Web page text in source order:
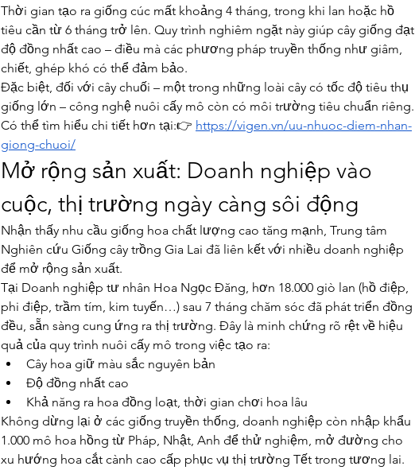
Thời gian tạo ra giống cúc mất khoảng 4 tháng, trong khi lan hoặc hồ
tiêu cần từ 6 tháng trở lên. Quy trình nghiêm ngặt này giúp cây giống đạt
độ đồng nhất cao – điều mà các phương pháp truyền thống như giâm,
chiết, ghép khó có thể đảm bảo.
Đặc biệt, đối với cây chuối – một trong những loài cây có tốc độ tiêu thụ
giống lớn – công nghệ nuôi cấy mô còn có môi trường tiêu chuẩn riêng.
Có thể tìm hiểu chi tiết hơn tại:👉 https://vigen.vn/uu-nhuoc-diem-nhan-
giong-chuoi/
Mở rộng sản xuất: Doanh nghiệp vào
cuộc, thị trường ngày càng sôi động
Nhận thấy nhu cầu giống hoa chất lượng cao tăng mạnh, Trung tâm
Nghiên cứu Giống cây trồng Gia Lai đã liên kết với nhiều doanh nghiệp
để mở rộng sản xuất.
Tại Doanh nghiệp tư nhân Hoa Ngọc Đăng, hơn 18.000 giò lan (hồ điệp,
phi điệp, trầm tím, kim tuyến…) sau 7 tháng chăm sóc đã phát triển đồng
đều, sẵn sàng cung ứng ra thị trường. Đây là minh chứng rõ rệt về hiệu
quả của quy trình nuôi cấy mô trong việc tạo ra:
Cây hoa giữ màu sắc nguyên bản
Độ đồng nhất cao
Khả năng ra hoa đồng loạt, thời gian chơi hoa lâu
Không dừng lại ở các giống truyền thống, doanh nghiệp còn nhập khẩu
1.000 mô hoa hồng từ Pháp, Nhật, Anh để thử nghiệm, mở đường cho
xu hướng hoa cắt cành cao cấp phục vụ thị trường Tết trong tương lai.